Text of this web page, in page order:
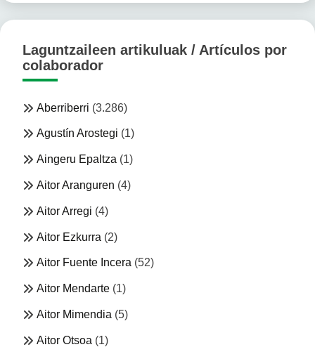
Laguntzaileen artikuluak / Artículos por
colaborador
Aberriberri (3.286)
Agustín Arostegi (1)
Aingeru Epaltza (1)
Aitor Aranguren (4)
Aitor Arregi (4)
Aitor Ezkurra (2)
Aitor Fuente Incera (52)
Aitor Mendarte (1)
Aitor Mimendia (5)
Aitor Otsoa (1)